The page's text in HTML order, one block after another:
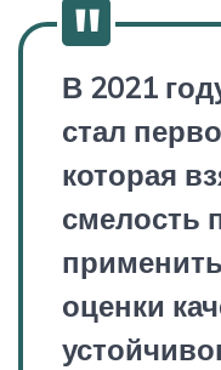
В 2021
стал
которая
смелость
оценки